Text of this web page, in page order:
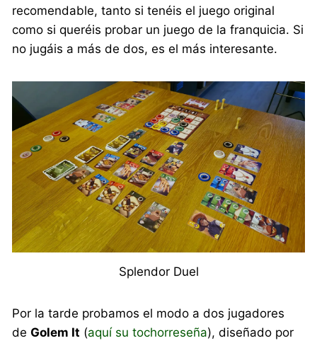
recomendable, tanto si tenéis el juego original
como si queréis probar un juego de la franquicia. Si
no jugáis a más de dos, es el más interesante.
Splendor Duel
Por la tarde probamos el modo a dos jugadores
deGolem It (aquí su tochorreseña), diseñado por